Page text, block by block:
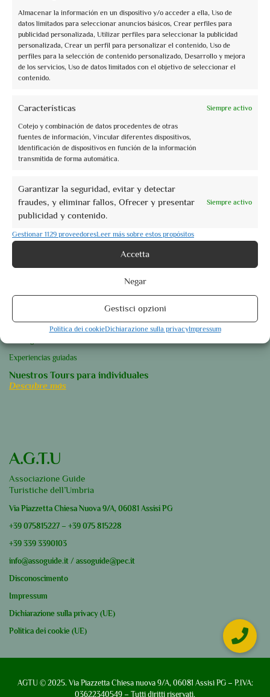
Almacenar la información en un dispositivo y/o acceder a ella, Uso de
datos limitados para seleccionar anuncios básicos, Crear perfiles para
publicidad personalizada, Utilizar perfiles para seleccionar la publicidad
personalizada, Crear un perfil para personalizar el contenido, Uso de
perfiles para la selección de contenido personalizado, Desarrollo y mejora
de los servicios, Uso de datos limitados con el objetivo de seleccionar el
contenido.
Características Siempre activo
Cotejo y combinación de datos procedentes de otras
fuentes de información, Vincular diferentes dispositivos,
Identificación de dispositivos en función de la información
transmitida de forma automática.
Garantizar la seguridad, evitar y detectar
fraudes, y eliminar fallos, Ofrecer y presentar
publicidad y contenido.
Siempre activo
Gestionar 1129 proveedoresLeer más sobre estos propósitos
Accetta
Negar
Gestisci opzioni
Politica dei cookieDichiarazione sulla privacyImpressum
+39 075 815228
Recibe actualizaciones y más
Suscríbete a la newsletter gratuita y manténte informado
Nuestros Lugares del corazón
Perugia
Assisi
Nuestros Tours para grupos
Experiencias guiadas
Nuestros Tours para individuales
Descubre más
A.G.T.U
Associazione Guide
Turistiche dell’Umbria
Via Piazzetta Chiesa Nuova 9/A, 06081 Assisi PG
+39 075815227 – +39 075 815228
+39 339 3390103
info@assoguide.it / assoguide@pec.it
Disconoscimento
Impressum
Dichiarazione sulla privacy (UE)
Politica dei cookie (UE)
AGTU © 2025. Via Piazzetta Chiesa nuova 9/A, 06081 Assisi PG – P.IVA:
03622340549 – Tutti diritti riservati.